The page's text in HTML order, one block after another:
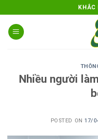
to
content
KHẮC
Nhiều người
POSTED ON17/